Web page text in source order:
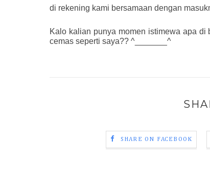
di rekening kami bersamaan dengan
Kalo kalian punya momen istimewa apa
cemas seperti saya?? ^_______^
SHARE ON FACEBOOK